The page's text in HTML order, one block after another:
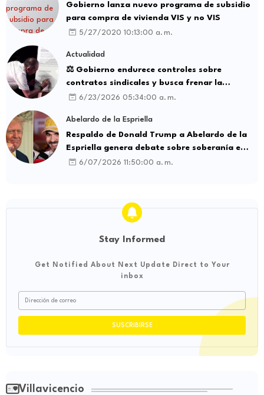
Gobierno lanza nuevo programa de subsidio
para compra de vivienda VIS y no VIS
5/27/2020 10:13:00 a. m.
Actualidad
⚖️ Gobierno endurece controles sobre
contratos sindicales y busca frenar la
intermediación laboral ilegal
6/23/2026 05:34:00 a. m.
Abelardo de la Espriella
Respaldo de Donald Trump a Abelardo de la
Espriella genera debate sobre soberanía e
influencia internacional
6/07/2026 11:50:00 a. m.
Stay Informed
Get Notified About Next Update Direct to Your
inbox
Villavicencio